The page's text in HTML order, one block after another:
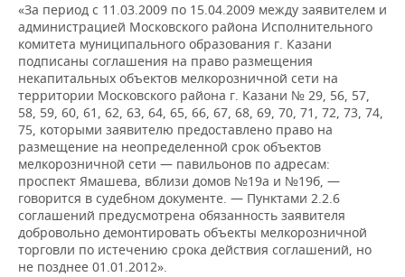
«За период с 11.03.2009 по 15.04.2009 между заявителем и
администрацией Московского района Исполнительного
комитета муниципального образования г. Казани
подписаны соглашения на право размещения
некапитальных объектов мелкорозничной сети на
территории Московского района г. Казани № 29, 56, 57,
58, 59, 60, 61, 62, 63, 64, 65, 66, 67, 68, 69, 70, 71, 72, 73, 74,
75, которыми заявителю предоставлено право на
размещение на неопределенной срок объектов
мелкорозничной сети — павильонов по адресам:
проспект Ямашева, вблизи домов №19а и №19б, —
говорится в судебном документе. — Пунктами 2.2.6
соглашений предусмотрена обязанность заявителя
добровольно демонтировать объекты мелкорозничной
торговли по истечению срока действия соглашений, но
не позднее 01.01.2012».